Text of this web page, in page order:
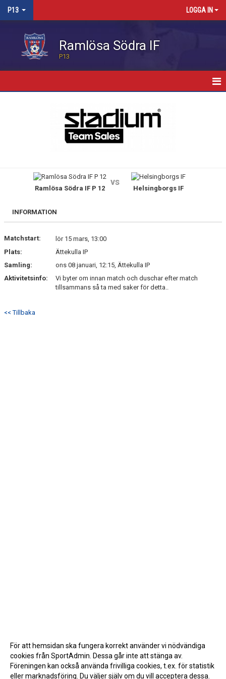
P13 LOGGA IN
Ramlösa Södra IF
P13
Ramlösa Södra IF P 12
vs
Helsingborgs IF
INFORMATION
Matchstart:
lör 15 mars, 13:00
Plats:
Ättekulla IP
Samling:
ons 08 januari, 12:15, Ättekulla IP
Aktivitetsinfo:
Vi byter om innan match och duschar efter match
tillsammans så ta med saker för detta..
<< Tillbaka
För att hemsidan ska fungera korrekt använder vi nödvändiga
cookies från SportAdmin. Dessa går inte att stänga av.
Föreningen kan också använda frivilliga cookies, t.ex. för statistik
eller marknadsföring. Du väljer själv om du vill acceptera dessa.